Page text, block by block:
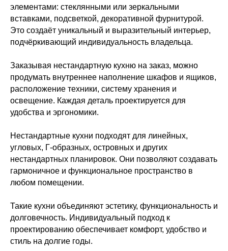
элементами: стеклянными или зеркальными
вставками, подсветкой, декоративной фурнитурой.
Это создаёт уникальный и выразительный интерьер,
подчёркивающий индивидуальность владельца.
Заказывая нестандартную кухню на заказ, можно
продумать внутреннее наполнение шкафов и ящиков,
расположение техники, систему хранения и
освещение. Каждая деталь проектируется для
удобства и эргономики.
Нестандартные кухни подходят для линейных,
угловых, Г-образных, островных и других
нестандартных планировок. Они позволяют создавать
гармоничное и функциональное пространство в
любом помещении.
Такие кухни объединяют эстетику, функциональность и
долговечность. Индивидуальный подход к
проектированию обеспечивает комфорт, удобство и
стиль на долгие годы.